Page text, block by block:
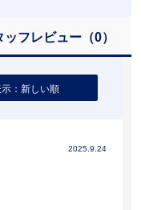
ッフレビュー（0）
：新しい順
2025.9.24